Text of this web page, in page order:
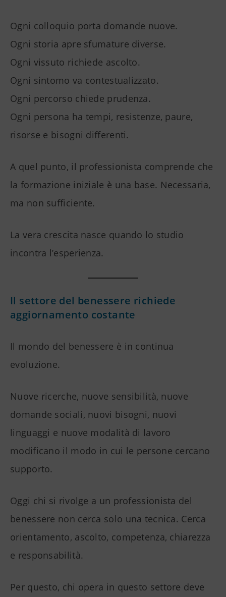
Ogni colloquio porta domande nuove.
Ogni storia apre sfumature diverse.
Ogni vissuto richiede ascolto.
Ogni sintomo va contestualizzato.
Ogni percorso chiede prudenza.
Ogni persona ha tempi, resistenze, paure,
risorse e bisogni differenti.
A quel punto, il professionista comprende che
la formazione iniziale è una base. Necessaria,
ma non sufficiente.
La vera crescita nasce quando lo studio
incontra l’esperienza.
Il settore del benessere richiede
aggiornamento costante
Il mondo del benessere è in continua
evoluzione.
Nuove ricerche, nuove sensibilità, nuove
domande sociali, nuovi bisogni, nuovi
linguaggi e nuove modalità di lavoro
modificano il modo in cui le persone cercano
supporto.
Oggi chi si rivolge a un professionista del
benessere non cerca solo una tecnica. Cerca
orientamento, ascolto, competenza, chiarezza
e responsabilità.
Per questo, chi opera in questo settore deve